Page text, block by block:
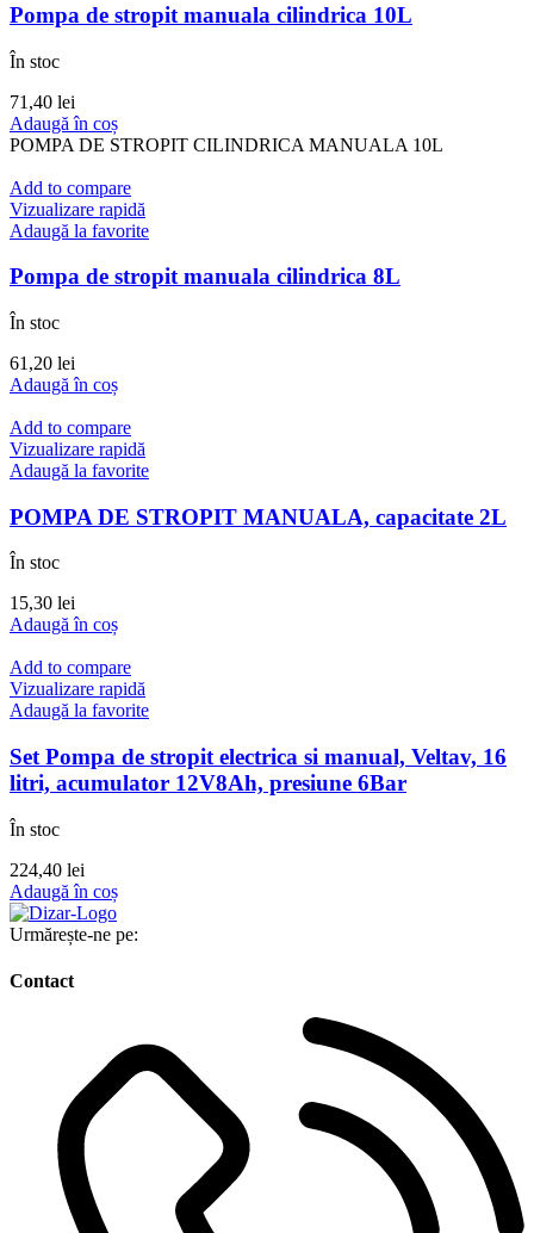
Pompa de stropit manuala cilindrica 10L
În stoc
71,40 lei
Adaugă în coș
POMPA DE STROPIT CILINDRICA MANUALA 10L
Add to compare
Vizualizare rapidă
Adaugă la favorite
Pompa de stropit manuala cilindrica 8L
În stoc
61,20 lei
Adaugă în coș
Add to compare
Vizualizare rapidă
Adaugă la favorite
POMPA DE STROPIT MANUALA, capacitate 2L
În stoc
15,30 lei
Adaugă în coș
Add to compare
Vizualizare rapidă
Adaugă la favorite
Set Pompa de stropit electrica si manual, Veltav, 16
litri, acumulator 12V8Ah, presiune 6Bar
În stoc
224,40 lei
Adaugă în coș
Urmărește-ne pe:
Contact